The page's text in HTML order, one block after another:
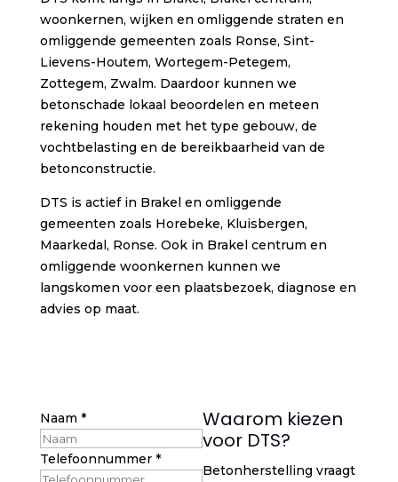
woonkernen, wijken en omliggende straten en
omliggende gemeenten zoals Ronse, Sint-
Lievens-Houtem, Wortegem-Petegem,
Zottegem, Zwalm. Daardoor kunnen we
betonschade lokaal beoordelen en meteen
rekening houden met het type gebouw, de
vochtbelasting en de bereikbaarheid van de
betonconstructie.
DTS is actief in Brakel en omliggende
gemeenten zoals Horebeke, Kluisbergen,
Maarkedal, Ronse. Ook in Brakel centrum en
omliggende woonkernen kunnen we
langskomen voor een plaatsbezoek, diagnose en
advies op maat.
Naam *
Telefoonnummer *
Waarom kiezen
voor DTS?
Betonherstelling vraagt